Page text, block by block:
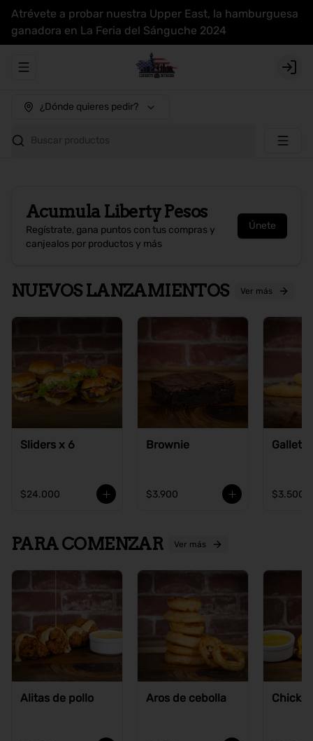
Atrévete a probar nuestra Upper East, la hamburguesa
ganadora en La Feria del Sánguche 2024
Abrir menu de navegación Login
¿Dónde quieres pedir?
Buscar productos
Acumula Liberty Pesos
Regístrate, gana puntos con tus compras y
canjealos por productos y más
Únete
NUEVOS LANZAMIENTOS Ver más
Sliders x 6
$24.000
Brownie
$3.900
Galletas
$3.500
PARA COMENZAR Ver más
Alitas de pollo Aros de cebolla